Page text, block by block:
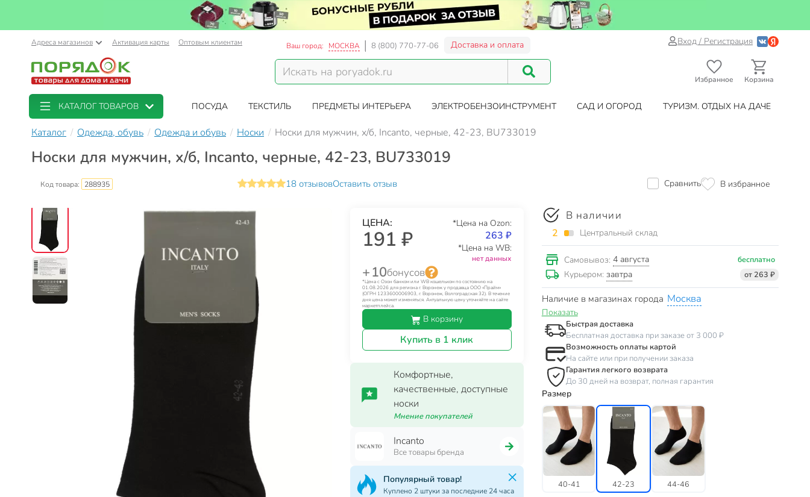
Адреса магазинов Активация карты Оптовым клиентам Ваш город: МОСКВА 8 (800) 770-77-06 Доставка и оплата Вход / Регистрация
Избранное Корзина
КАТАЛОГ ТОВАРОВ ПОСУДА ТЕКСТИЛЬ ПРЕДМЕТЫ ИНТЕРЬЕРА ЭЛЕКТРОБЕНЗОИНСТРУМЕНТ САД И ОГОРОД ТУРИЗМ. ОТДЫХ НА ДАЧЕ
Каталог Одежда, обувь Одежда и обувь Носки Носки для мужчин, х/б, Incanto, черные, 42-23, BU733019
Носки для мужчин, х/б, Incanto, черные, 42-23, BU733019
Код товара: 288935 18 отзывовОставить отзыв Сравнить В избранное
ЦЕНА:
191 ₽
*Цена на Ozon:
263 ₽
*Цена на WB:
нет данных
+ 10бонусов
*Цена с Озон банком или WB кошельком по состоянию на
01.08.2026 для региона г. Воронеж у продавца ООО «Прайм»
(ОГРН 1233600006903, г. Воронеж, Волгоградская 32). В течение
дня цена может изменяться. Актуальную цену уточняйте на сайте
маркетплейса.
В корзину
Купить в 1 клик
Комфортные,
качественные, доступные
носки
Мнение покупателей
Incanto
Все товары бренда
Популярный товар!
Куплено 2 штуки за последние 24 часа
В наличии
2 Центральный склад
Самовывоз: 4 августа бесплатно
Курьером: завтра от 263 ₽
Наличие в магазинах города Москва
Показать
Быстрая доставка
Бесплатная доставка при заказе от 3 000 ₽
Возможность оплаты картой
На сайте или при получении заказа
Гарантия легкого возврата
До 30 дней на возврат, полная гарантия
Размер
40-41 42-23 44-46